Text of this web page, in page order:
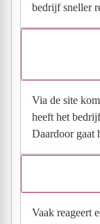
bedrijf sneller
Via de site
heeft het
Daardoor gaat
Vaak reageert